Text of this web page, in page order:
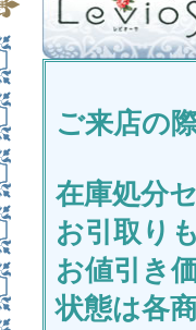
ご来店の
在庫処分
お引取り
お値引き
状態は各